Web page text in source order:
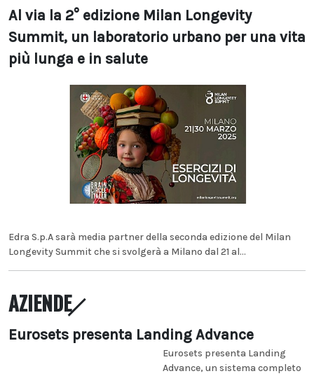
Al via la 2° edizione Milan Longevity
Summit, un laboratorio urbano per una vita
più lunga e in salute
Edra S.p.A sarà media partner della seconda edizione del Milan
Longevity Summit che si svolgerà a Milano dal 21 al...
AZIENDE
Eurosets presenta Landing Advance
Eurosets presenta Landing
Advance, un sistema completo